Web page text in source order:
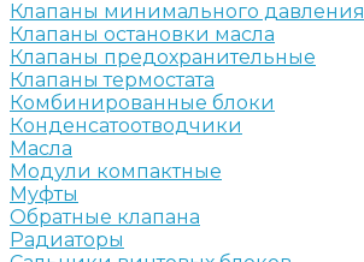
Клапаны минимального давления
Клапаны остановки масла
Клапаны предохранительные
Клапаны термостата
Комбинированные блоки
Конденсатоотводчики
Масла
Модули компактные
Муфты
Обратные клапана
Радиаторы